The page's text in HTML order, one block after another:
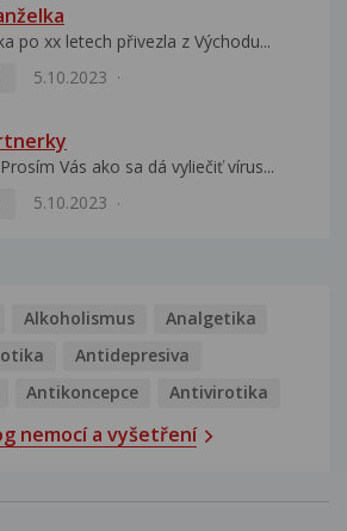
po xx letech přivezla z Východu...
5.10.2023
Vás ako sa dá vyliečiť vírus...
5.10.2023
Alkoholismus
Analgetika
Antidepresiva
Antikoncepce Antivirotika
nemocí a vyšetření